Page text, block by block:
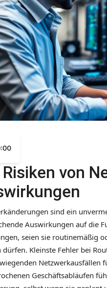
Risiken von
sind ein
Auswirkungen auf die
seien sie routinemäßig
dürfen. Kleinste Fehler bei
Netzwerkausfällen
Geschäftsabläufen